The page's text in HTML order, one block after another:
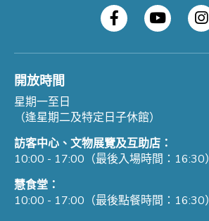
開放時間
星期一至日
（逢星期二及特定日子休館）
訪客中心、文物展覽及互助店：
10:00 - 17:00（最後入場時間：16:30）
慧食堂：
10:00 - 17:00（最後點餐時間：16:30）